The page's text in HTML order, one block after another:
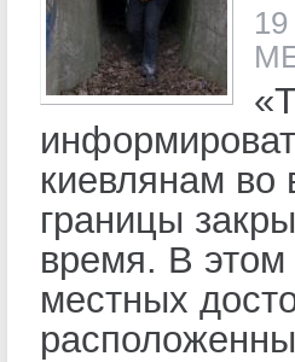
киевлянам во
границы
время. В
местных